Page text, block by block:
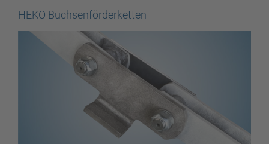
HEKO Buchsenförderketten